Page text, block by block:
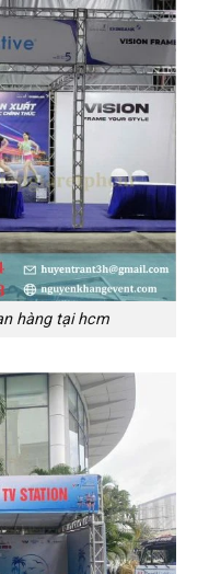
hàng tại hcm